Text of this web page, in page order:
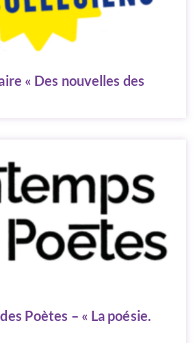
« Des nouvelles des
Poètes – « La poésie.